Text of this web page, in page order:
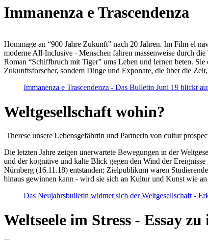
Immanenza e Trascendenza
Hommage an “900 Jahre Zukunft” nach 20 Jahren. Im Film el
moderne All-Inclusive - Menschen fahren massenweise durch
Roman “Schiffbruch mit Tiger” ums Leben und lernen beten.
Zukunftsforscher, sondern Dinge und Exponate, die über die
Immanenza e Trascendenza - Das Bulletin Juni 19 blickt
Weltgesellschaft wohin?
Therese unsere Lebensgefährtin und Partnerin von cultur
Die letzten Jahre zeigen unerwartete Bewegungen in der
und der kognitive und kalte Blick gegen den Wind der
Nürnberg (16.11.18) entstanden; Zielpublikum waren
hinaus gewinnen kann - wird sie sich an Kultur und Kunst wie
Das Neujahrsbulletin widmet sich der Weltgesellschaft -
Weltseele im Stress - Essay